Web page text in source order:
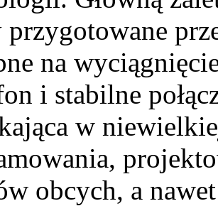
na
i stabilne
w
obcych, a